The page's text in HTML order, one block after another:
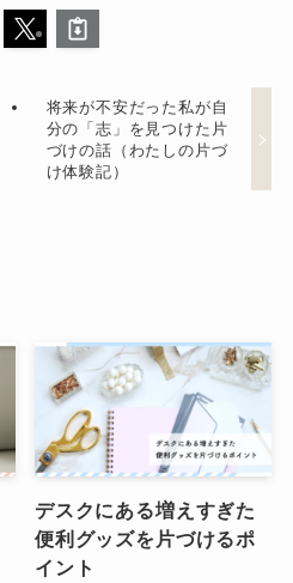
将来が不安だった私が自
分の「志」を見つけた片
づけの話（わたしの片づ
け体験記）
デスクにある増えすぎた
便利グッズを片づけるポ
イント